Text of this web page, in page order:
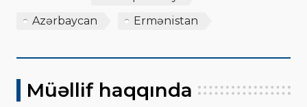
Azərbaycan
Ermənistan
Müəllif haqqında